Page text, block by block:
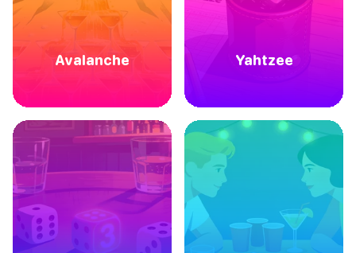
Avalanche Yahtzee